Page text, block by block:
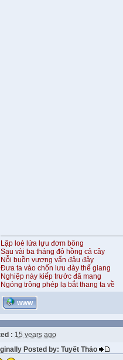
Lập loè lửa lựu đơm bông
Sau vài ba tháng đỏ hồng cả cây
Nỗi buồn vương vấn đâu đây
Đưa ta vào chốn lưu đày thế giang
Nghiệp này kiếp trước đã mang
Ngóng trông phép lạ bắt thang ta về
WWW
: 15 years ago
Posted by: Tuyết Thảo